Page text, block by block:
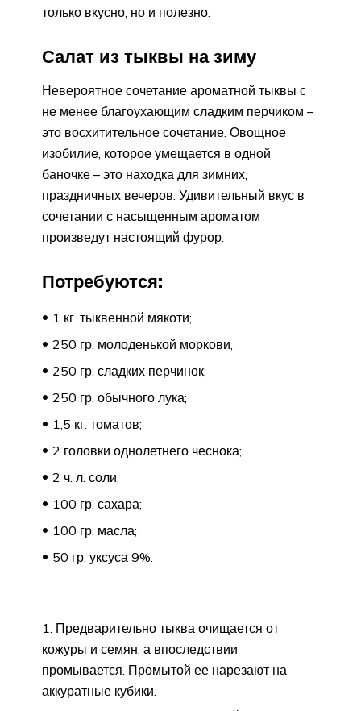
только вкусно, но и полезно.
Салат из тыквы на зиму
Невероятное сочетание ароматной тыквы с
не менее благоухающим сладким перчиком –
это восхитительное сочетание. Овощное
изобилие, которое умещается в одной
баночке – это находка для зимних,
праздничных вечеров. Удивительный вкус в
сочетании с насыщенным ароматом
произведут настоящий фурор.
Потребуются:
1 кг. тыквенной мякоти;
250 гр. молоденькой моркови;
250 гр. сладких перчинок;
250 гр. обычного лука;
1,5 кг. томатов;
2 головки однолетнего чеснока;
2 ч. л. соли;
100 гр. сахара;
100 гр. масла;
50 гр. уксуса 9%.
Предварительно тыква очищается от
кожуры и семян, а впоследствии
промывается. Промытой ее нарезают на
аккуратные кубики.